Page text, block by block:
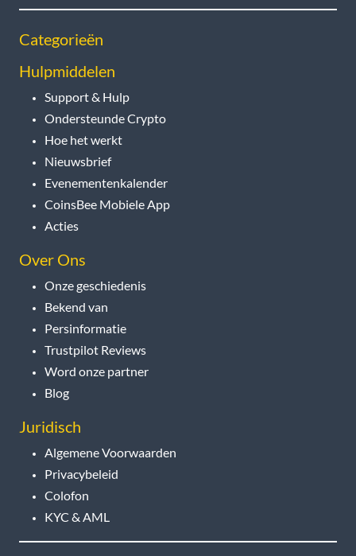
Categorieën
Hulpmiddelen
Support & Hulp
Ondersteunde Crypto
Hoe het werkt
Nieuwsbrief
Evenementenkalender
CoinsBee Mobiele App
Acties
Over Ons
Onze geschiedenis
Bekend van
Persinformatie
Trustpilot Reviews
Word onze partner
Blog
Juridisch
Algemene Voorwaarden
Privacybeleid
Colofon
KYC & AML